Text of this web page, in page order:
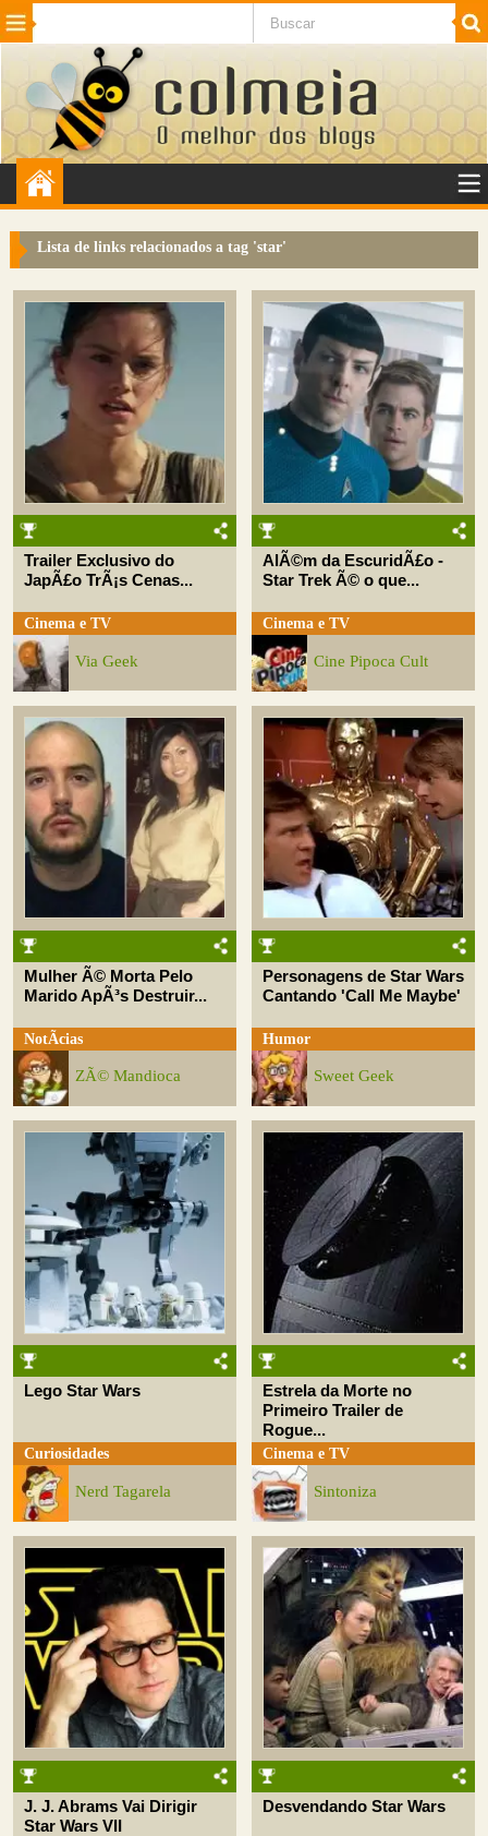
Beleza Cinema e TV
Internet Jogos NotÃ­cias SaÃºde
VeÃ­culos Adulto
Sugerir Link
Colmeia Exchange
Perguntas Frequentes
Contato
Lista de links relacionados a tag 'star'
Trailer Exclusivo do
JapÃ£o TrÃ¡s Cenas...
Cinema e TV
Via Geek
AlÃ©m da EscuridÃ£o -
Star Trek Ã© o que...
Cinema e TV
Cine Pipoca Cult
Mulher Ã© Morta Pelo
Marido ApÃ³s Destruir...
NotÃ­cias
ZÃ© Mandioca
Personagens de Star Wars
Cantando 'Call Me Maybe'
Humor
Sweet Geek
Lego Star Wars
Curiosidades
Nerd Tagarela
Estrela da Morte no
Primeiro Trailer de
Rogue...
Cinema e TV
Sintoniza
J. J. Abrams Vai Dirigir
Star Wars VII
Desvendando Star Wars